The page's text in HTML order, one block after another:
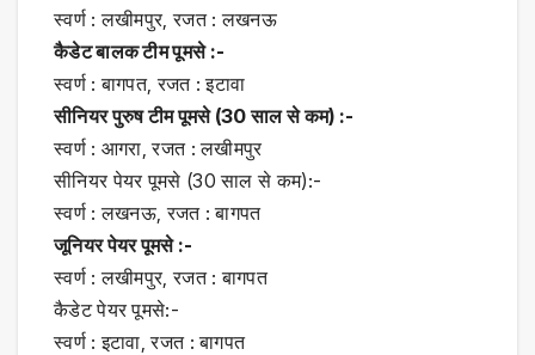
स्वर्ण : लखीमपुर, रजत : लखनऊ
कैडेट बालक टीम पूमसे :-
स्वर्ण : बागपत, रजत : इटावा
सीनियर पुरुष टीम पूमसे (30 साल से कम) :-
स्वर्ण : आगरा, रजत : लखीमपुर
सीनियर पेयर पूमसे (30 साल से कम):-
स्वर्ण : लखनऊ, रजत : बागपत
जूनियर पेयर पूमसे :-
स्वर्ण : लखीमपुर, रजत : बागपत
कैडेट पेयर पूमसे:-
स्वर्ण : इटावा, रजत : बागपत